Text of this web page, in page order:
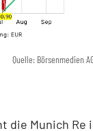
Quelle: Börsenmedien
die Munich Re